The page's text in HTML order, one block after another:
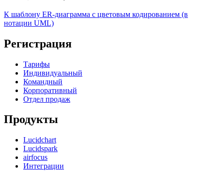
К шаблону ER-диаграмма с цветовым кодированием (в
нотации UML)
Регистрация
Тарифы
Индивидуальный
Командный
Корпоративный
Отдел продаж
Продукты
Lucidchart
Lucidspark
airfocus
Интеграции